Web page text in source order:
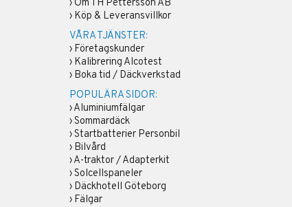
› Om TH Pettersson AB
› Köp & Leveransvillkor
VÅRA TJÄNSTER:
› Företagskunder
› Kalibrering Alcotest
› Boka tid / Däckverkstad
POPULÄRA SIDOR:
›Aluminiumfälgar
›Sommardäck
›Startbatterier Personbil
› Bilvård
›A-traktor / Adapterkit
›Solcellspaneler
› Däckhotell Göteborg
› Fälgar